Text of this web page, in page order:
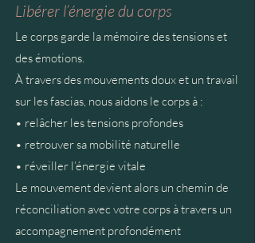
Libérer l’énergie du corps
Le corps garde la mémoire des tensions et
des émotions.
À travers des mouvements doux et un travail
sur les fascias, nous aidons le corps à :
• relâcher les tensions profondes
• retrouver sa mobilité naturelle
• réveiller l’énergie vitale
Le mouvement devient alors un chemin de
réconciliation avec votre corps à travers un
accompagnement profondément